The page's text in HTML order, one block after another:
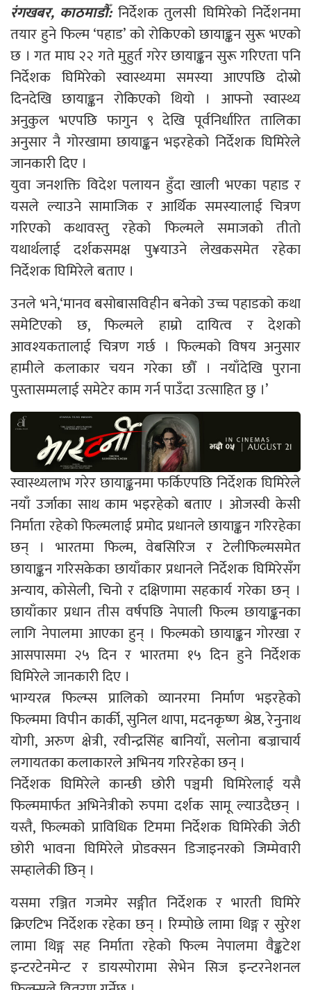
रंगखबर, काठमाडौँ: निर्देशक तुलसी घिमिरेको निर्देशनमा
तयार हुने फिल्म ‘पहाड’ को रोकिएको छायाङ्कन सुरू भएको
छ । गत माघ २२ गते मुहुर्त गरेर छायाङ्कन सुरू गरिएता पनि
निर्देशक घिमिरेको स्वास्थ्यमा समस्या आएपछि दोस्रो
दिनदेखि छायाङ्कन रोकिएको थियो । आफ्नो स्वास्थ्य
अनुकुल भएपछि फागुन ९ देखि पूर्वनिर्धारित तालिका
अनुसार नै गोरखामा छायाङ्कन भइरहेको निर्देशक घिमिरेले
जानकारी दिए ।
युवा जनशक्ति विदेश पलायन हुँदा खाली भएका पहाड र
यसले ल्याउने सामाजिक र आर्थिक समस्यालाई चित्रण
गरिएको कथावस्तु रहेको फिल्मले समाजको तीतो
यथार्थलाई दर्शकसमक्ष पु¥याउने लेखकसमेत रहेका
निर्देशक घिमिरेले बताए ।
उनले भने,‘मानव बसोबासविहीन बनेको उच्च पहाडको कथा
समेटिएको छ, फिल्मले हाम्रो दायित्व र देशको
आवश्यकतालाई चित्रण गर्छ । फिल्मको विषय अनुसार
हामीले कलाकार चयन गरेका छौँ । नयाँदेखि पुराना
पुस्तासम्मलाई समेटेर काम गर्न पाउँदा उत्साहित छु ।’
स्वास्थ्यलाभ गरेर छायाङ्कनमा फर्किएपछि निर्देशक घिमिरेले
नयाँ उर्जाका साथ काम भइरहेको बताए । ओजस्वी केसी
निर्माता रहेको फिल्मलाई प्रमोद प्रधानले छायाङ्कन गरिरहेका
छन् । भारतमा फिल्म, वेबसिरिज र टेलीफिल्मसमेत
छायाङ्कन गरिसकेका छायाँकार प्रधानले निर्देशक घिमिरेसँग
अन्याय, कोसेली, चिनो र दक्षिणामा सहकार्य गरेका छन् ।
छायाँकार प्रधान तीस वर्षपछि नेपाली फिल्म छायाङ्कनका
लागि नेपालमा आएका हुन् । फिल्मको छायाङ्कन गोरखा र
आसपासमा २५ दिन र भारतमा १५ दिन हुने निर्देशक
घिमिरेले जानकारी दिए ।
भाग्यरत्न फिल्म्स प्रालिको व्यानरमा निर्माण भइरहेको
फिल्ममा विपीन कार्की, सुनिल थापा, मदनकृष्ण श्रेष्ठ, रेनुनाथ
योगी, अरुण क्षेत्री, रवीन्द्रसिंह बानियाँ, सलोना बज्राचार्य
लगायतका कलाकारले अभिनय गरिरहेका छन् ।
निर्देशक घिमिरेले कान्छी छोरी पञ्चमी घिमिरेलाई यसै
फिल्ममार्फत अभिनेत्रीको रुपमा दर्शक सामू ल्याउदैछन् ।
यस्तै, फिल्मको प्राविधिक टिममा निर्देशक घिमिरेकी जेठी
छोरी भावना घिमिरेले प्रोडक्सन डिजाइनरको जिम्मेवारी
सम्हालेकी छिन् ।
यसमा रञ्जित गजमेर सङ्गीत निर्देशक र भारती घिमिरे
क्रिएटिभ निर्देशक रहेका छन् । रिम्पोछे लामा थिङ्ग र सुरेश
लामा थिङ्ग सह निर्माता रहेको फिल्म नेपालमा वैङ्कटेश
इन्टरटेनमेन्ट र डायस्पोरामा सेभेन सिज इन्टरनेशनल